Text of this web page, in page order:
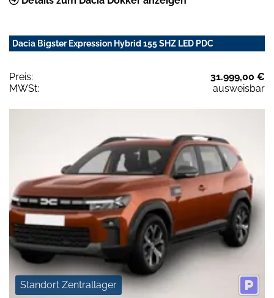
Dacia Bigster Expression Hybrid 155 SHZ LED PDC
Preis:
31.999,00 €
MWSt:
ausweisbar
Standort Zentrallager